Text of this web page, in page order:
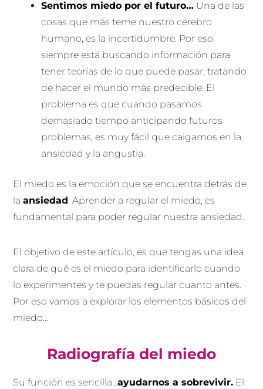
Sentimos miedo por el futuro… Una de las
cosas que más teme nuestro cerebro
humano, es la incertidumbre. Por eso
siempre está buscando información para
tener teorías de lo que puede pasar, tratando
de hacer el mundo más predecible. El
problema es que cuando pasamos
demasiado tiempo anticipando futuros
problemas, es muy fácil que caigamos en la
ansiedad y la angustia.
El miedo es la emoción que se encuentra detrás de
laansiedad. Aprender a regular el miedo, es
fundamental para poder regular nuestra ansiedad.
El objetivo de este artículo, es que tengas una idea
clara de qué es el miedo para identificarlo cuando
lo experimentes y te puedas regular cuanto antes.
Por eso vamos a explorar los elementos básicos del
miedo…
Radiografía del miedo
Su función es sencilla…ayudarnos a sobrevivir. El